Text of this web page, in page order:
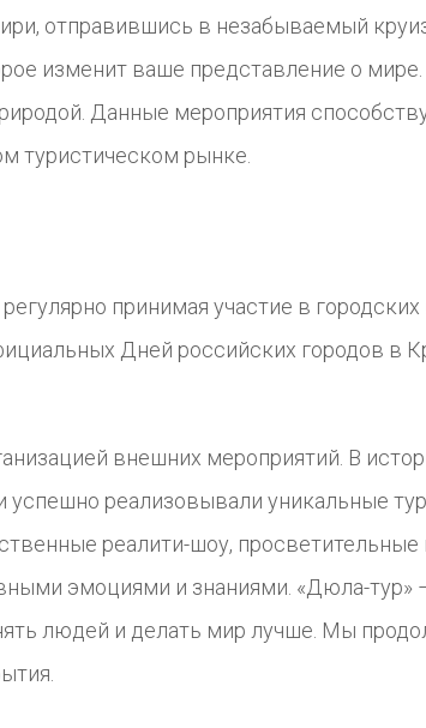
отправившись в незабываемый
изменит ваше представление о
Данные мероприятия
туристическом рынке.
принимая участие в
Дней российских городов в
внешних мероприятий. В
реализовывали уникальные
реалити-шоу,
эмоциями и знаниями. «Дюла-
людей и делать мир лучше. Мы